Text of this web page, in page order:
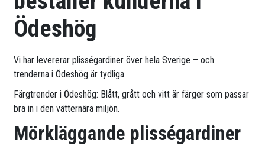
Ödeshög
Vi har levererar plisségardiner över hela Sverige – och
trenderna i Ödeshög är tydliga.
Färgtrender i Ödeshög: Blått, grått och vitt är färger som passar
bra in i den vätternära miljön.
Mörkläggande plisségardiner